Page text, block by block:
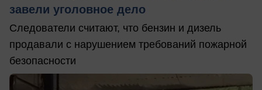
завели уголовное дело
Следователи считают, что бензин и дизель
продавали с нарушением требований пожарной
безопасности